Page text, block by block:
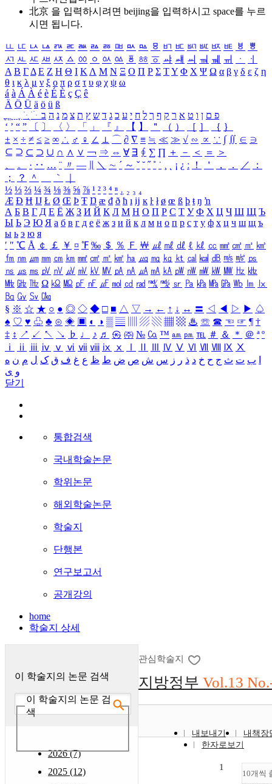
北京 을 입력하시려면 beijing을 입력하시고 space를 누르
시면 됩니다.
ㅥ ㅦ ㅧ ㅨ ㅩ ㅪ ㅫ ㅬ ㅭ ㅮ ㅯ ㅰ ㅱ ㅲ ㅳ ㅴ ㅵ ㅶ ㅷ ㅸ
ㅹ
ㅺ ㅻ ㅼ ㅽ ㅾ ㅿ ㆀ ㆁ ㆂ ㆃ ㆄ ㆅ ㆆ ㆇ ㆈ ㆉ ㆊ ㆋ ㆌ ㆍ
ㆎ
Α Β ΓΔ Ε Ζ Η Θ Ι ΚΛ Μ Ν Ξ Ο Π Ρ Σ ΤΥ Φ Χ Ψ Ω α β γ δ ε ζ η
θ ι κ λ μ ν ξ ο π ρ σ τ υ φ χ ψ ω
á à Á À é è É È ç Ç ê
Ä Ö Ü ä ö ü ß
ִֶֹ ֻּ ׁׂ פ ם ן ו ט א ר ק ף ך ל ח י ע כ ג ד ש ץ ת צ מ נ ה ב
‘ ’ “ ” 〔 〕 〈 〉 「 」 『 』 【 】 ＂ （ ） ［ ］ ｛ ｝
± × ÷ ≠ ≤ ≥ ∞ ∴ ♂ ♀ ∠ ⊥ ⌒ ∂ ∇ ≡ ≒ ≪ ≫ √ ∽ ∝ ∵ ∫ ∬ ∈ ∋
⊆ ⊇ ⊂ ⊃ ∪ ∩ ∧ ∨ ￢ ⇒ ⇔ ∀ ∃ ∮ ∑ ∏ ＋ － ＜ ＝
＞
、
。 · ‥ … ¨ 〃 ― ＼ ∼ ´ ～ ˇ ˘ ˝ ˚ ˙ ¸ ¡ ¿ ː ！ ＇ ， ． ／
：
；
？ ＾ ｀
½ ⅓ ⅔ ¼ ¾ ⅛ ⅜ ⅝ ⅞ ¹ ² ³ ⁴ ⁿ ₁ ₂ ₃ ₄
Æ Ð Ħ Ĳ Ł Ø Œ Þ Ŧ Ŋ æ đ ð ħ ı ĳ ĸ ŀ ł ø œ ß þ ŧ ŋ ŉ
А Б В Г Д Е Ё Ж З И Й К Л М Н О П Р С Т У Ф Х Ц Ч Ш Щ Ъ
Ы Ь Э Ю Я а б в г д е ё ж з и й к л м н о п р с т у ф х ц ч ш щ ъ
ы ь э ю я
′ ″ ℃ Å ￠ ￡ ￥ ¤ ℉ ‰ ＄ ％ Ｆ ￦ ㎕ ㎖ ㎗ ℓ ㎘ ㏄ ㎣ ㎤ ㎥ ㎦
㎙ ㎚ ㎛ ㎜ ㎝ ㎞ ㎟ ㎠ ㎡ ㎢ ㏊ ㎍ ㎎ ㎏ ㏏ ㎈ ㎉ ㏈ ㎧ ㎨ ㎰
㎱ ㎲ ㎳ ㎴ ㎵ ㎶ ㎷ ㎸ ㎹ ㎀ ㎁ ㎂ ㎃ ㎄ ㎺ ㎻ ㎽ ㎾ ㎿ ㎐ ㎑
㎒ ㎓ ㎔ Ω ㏀ ㏁ ㎊ ㎋ ㎌ ㏖ ㏅ ㎭ ㎮ ㎯ ㏛ ㎩ ㎪ ㎫ ㎬ ㏝ ㏐
㏓
㏃ ㏉ ㏜ ㏆
§ ※ ☆ ★ ○ ● ◎ ◇ ◆ □ ■ △ ▽ → ← ↑ ↓ ↔ 〓 ◁ ◀ ▷ ▶ ♤
♠ ♡ ♥ ♧ ♣ ⊙ ◈ ▣ ◐ ◑ ▒ ▤ ▨ ▧ ▦ ▩ ♨ ☏ ☎ ☜ ☞ ¶ †
‡ ↕ ↗ ↙ ↖ ↘ ♭ ♩ ♪ ♬ ㉿ ㈜ № ㏇ ™ ㏂ ㏘ ℡ ＃ ＆ ＊ ＠ ª º
ⅰ
ⅱ ⅲ ⅳ ⅴ ⅵ ⅶ ⅷ ⅸ ⅹ Ⅳ Ⅴ Ⅵ Ⅶ Ⅷ Ⅸ Ⅹ
ب ت ث ج ح خ د ذ ر ز س ش ص ض ط ظ ع غ ف ق ک ل م ن ه
و ی
닫기
통합검색
국내학술논문
학위논문
해외학술논문
학술지
단행본
연구보고서
공개강의
home
학술지 상세
이 학술지의 논문 검색
이 학술지의 논문 검
색
2026 (7)
2025 (12)
관심학술지
지방정부 Vol.13
내보내기
내책장
한자로보기
10개씩
1